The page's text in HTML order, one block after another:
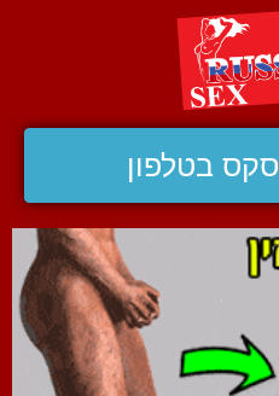
סקס בטלפון